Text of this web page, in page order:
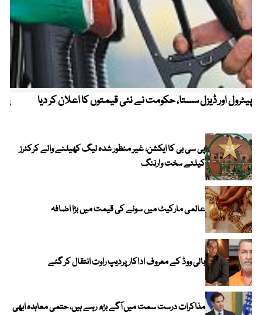
پیٹرول اور ڈیزل سستا، حکومت نے نئی قیمتوں کا اعلان کر دیا
پی سی بی کا ایکشن، غیر منظور شدہ لیگ کھیلنے والے کرکٹرز
کیلئے سخت وارننگ
عالمی مارکیٹ میں سونے کی قیمت میں بڑا اضافہ
بالی ووڈ کے معروف اداکار پردیپ راوت انتقال کر گئے
مذاکرات درست سمت میں آگے بڑھ رہے ہیں، حتمی معاہدہ ابھی